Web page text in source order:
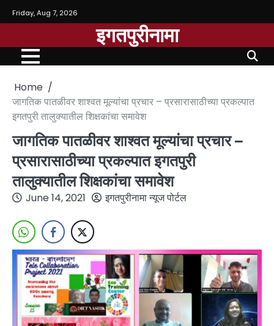
Friday, Aug 7, 2026
इगतपुरीनामा
Home
जागतिक पातळीवर शाश्वत मूल्यांचा प्रचार – प्रसारासाठीच्या प्रकल्पात
इगतपुरी तालुक्यातील शिक्षकांचा समावेश
जागतिक पातळीवर शाश्वत मूल्यांचा प्रचार –
प्रसारासाठीच्या प्रकल्पात इगतपुरी
तालुक्यातील शिक्षकांचा समावेश
June 14, 2021 इगतपुरीनामा न्यूज पोर्टल